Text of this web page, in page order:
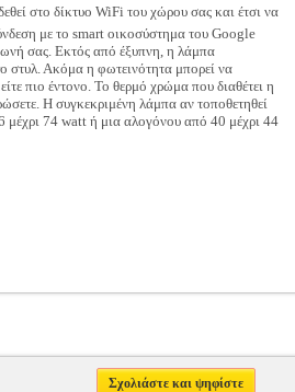
στο δίκτυο WiFi του χώρου σας και έτσι να
με το smart οικοσύστημα του Google
σας. Εκτός από έξυπνη, η λάμπα
στυλ. Ακόμα η φωτεινότητα μπορεί να
πιο έντονο. Το θερμό χρώμα που διαθέτει η
Η συγκεκριμένη λάμπα αν τοποθετηθεί
μέχρι 74 watt ή μια αλογόνου από 40 μέχρι 44
Σχολιάστε και ψηφίστε